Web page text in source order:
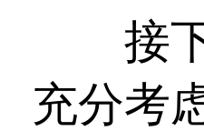
接下
充分考